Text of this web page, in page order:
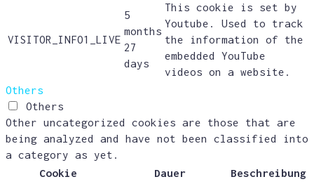
VISITOR_INFO1_LIVE
5
months
27
days
This cookie is set by
Youtube. Used to track
the information of the
embedded YouTube
videos on a website.
Others
Others
Other uncategorized cookies are those that are
being analyzed and have not been classified into
a category as yet.
Cookie
Dauer Beschreibung